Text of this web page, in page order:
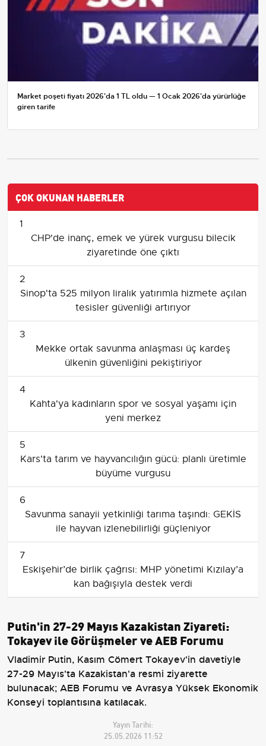
Market poşeti fiyatı 2026'da 1 TL oldu — 1 Ocak 2026'da yürürlüğe
giren tarife
ÇOK OKUNAN HABERLER
1
CHP'de inanç, emek ve yürek vurgusu bilecik
ziyaretinde öne çıktı
2
Sinop'ta 525 milyon liralık yatırımla hizmete açılan
tesisler güvenliği artırıyor
3
Mekke ortak savunma anlaşması üç kardeş
ülkenin güvenliğini pekiştiriyor
4
Kahta'ya kadınların spor ve sosyal yaşamı için
yeni merkez
5
Kars'ta tarım ve hayvancılığın gücü: planlı üretimle
büyüme vurgusu
6
Savunma sanayii yetkinliği tarıma taşındı: GEKİS
ile hayvan izlenebilirliği güçleniyor
7
Eskişehir’de birlik çağrısı: MHP yönetimi Kızılay’a
kan bağışıyla destek verdi
Putin'in 27-29 Mayıs Kazakistan Ziyareti:
Tokayev ile Görüşmeler ve AEB Forumu
Vladimir Putin, Kasım Cömert Tokayev'in davetiyle
27-29 Mayıs'ta Kazakistan'a resmi ziyarette
bulunacak; AEB Forumu ve Avrasya Yüksek Ekonomik
Konseyi toplantısına katılacak.
Yayın Tarihi:
25.05.2026 11:52